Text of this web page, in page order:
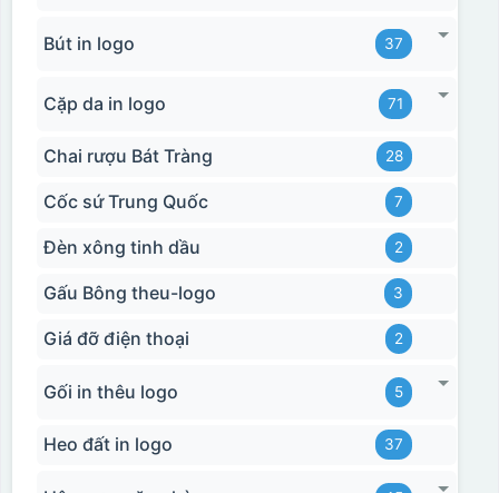
Bút in logo 37
Cặp da in logo 71
Chai rượu Bát Tràng 28
Cốc sứ Trung Quốc 7
Đèn xông tinh dầu 2
Gấu Bông theu-logo 3
Giá đỡ điện thoại 2
Gối in thêu logo 5
Heo đất in logo 37